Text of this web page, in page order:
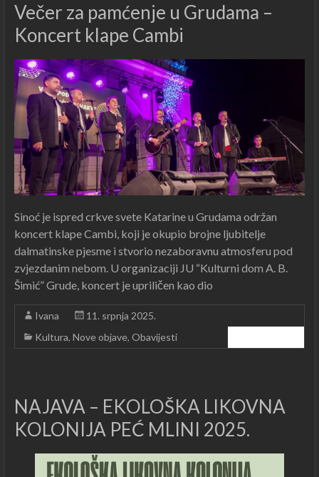
Večer za pamćenje u Grudama –
Koncert klape Cambi
Sinoć je ispred crkve svete Katarine u Grudama održan
koncert klape Cambi, koji je okupio brojne ljubitelje
dalmatinske pjesme i stvorio nezaboravnu atmosferu pod
zvjezdanim nebom. U organizaciji JU “Kulturni dom A. B.
Šimić” Grude, koncert je upriličen kao dio
Ivana
11. srpnja 2025.
Kultura, Nove objave, Obavijesti
NAJAVA – EKOLOŠKA LIKOVNA
KOLONIJA PEĆ MLINI 2025.